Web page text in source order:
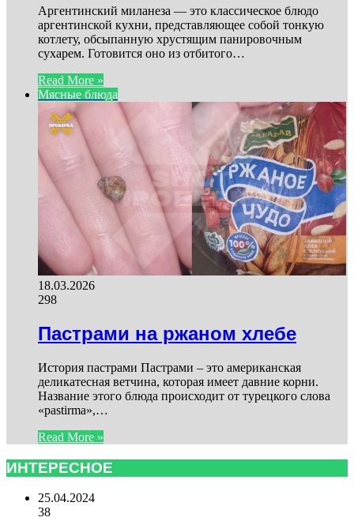
Аргентинский миланеза — это классическое блюдо
аргентинской кухни, представляющее собой тонкую
котлету, обсыпанную хрустящим панировочным
сухарем. Готовится оно из отбитого…
Read More »
Мясные блюда
18.03.2026
298
Пастрами на ржаном хлебе
История пастрами Пастрами – это американская
деликатесная ветчина, которая имеет давние корни.
Название этого блюда происходит от турецкого слова
«pastirma»,…
Read More »
ИНТЕРЕСНОЕ
25.04.2024
38